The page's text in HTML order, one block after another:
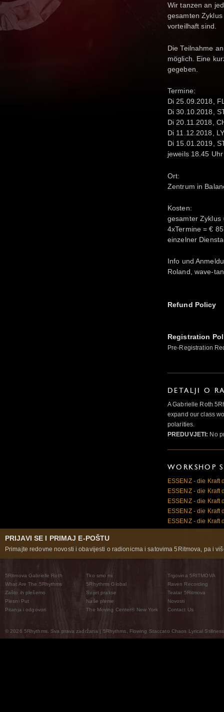
Wir tanzen an
gesamten
vorteilhaft sind.
Die Teilnahme
möglich. Eine
gegeben.
Termine:
Di 25.09.2018,
Di 30.10.2018,
Di 20.11.2018,
Di 11.12.2018,
Di 15.01.2019,
jeweils 18.45
Ort:
Zentrum in
Kosten:
gesamter Zyklus
4xTermine = €
einzelner
Info und
Roland, wave-
Refund Policy
Registration
Pre-Registration
DETALJI O
A Gabrielle Roth
expand our class
polarities.
PREDUVJETI: No
WORKSHOP
ESSENZ - die Kraft
ESSENZ - die Kraft
ESSENZ - die Kraft
ESSENZ - die Kraft
ESSENZ - die Kraft
PRIJAVI SE I PRIMAJ E-POŠTU
Primajte redovne novosti i obavijesti o radionicma i satovima 5Ritmova, pa i
5Ritmova Gabrielle Roth
What Are The 5Rhythms
Zašto ih plešemo
Plesni Put
Pitanja i odgovori
Tko smo mi
5Rhythms Global
Svijet prakse
Naše pleme
The Moving Center® New York
Trgovina 5RITMOVA
Raven Recording
Teatar 5Ritmova
Novosti
Contact Us
© 2026 5Rhythms. Sva prava zadržana | 5Rhythms, Flowing Staccato Chaos Lyrical